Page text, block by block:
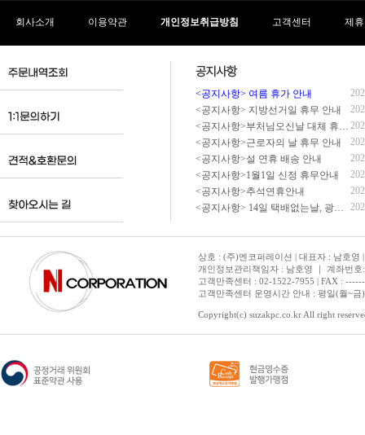
회사소개 이용약관 개인정보취급방침 고객센터 제
<공지사항> 여름 휴가 안내
<공지사항> 지방선거일 휴무 안내
<공지사항>부처님오신날 대체 휴무 안내
<공지사항>근로자의 날 휴무 안내
<공지사항>설 연휴 배송 안내
<공지사항>1월1일 신정 휴무안내
<공지사항>추석연휴안내
<공지사항> 14일 택배없는날, 광복절 휴무 배송 안내
상호 : (주)엔코퍼레이션 | 대표자 : 남호영
개인정보관리책임자 : 남호영 ｜ 계좌번
고객만족센터 : 02-1522-7955 | FAX :
고객만족센터 운영시간 안내 : 평일(월~
Copyright(c) suzakpc.co.kr All right